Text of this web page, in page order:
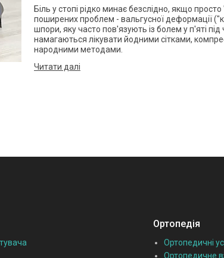
Біль у стопі рідко минає безслідно, якщо
поширених проблем - вальгусної деформації
шпори, яку часто пов'язують із болем у п'яті під
намагаються лікувати йодними сітками,
народними методами.
Ортопедія
Ортопедичні
Ортопедичне